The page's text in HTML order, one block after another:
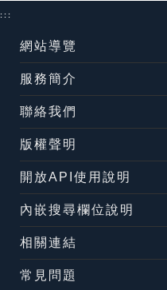
:::
網站導覽
服務簡介
聯絡我們
版權聲明
開放API使用說明
內嵌搜尋欄位說明
相關連結
常見問題